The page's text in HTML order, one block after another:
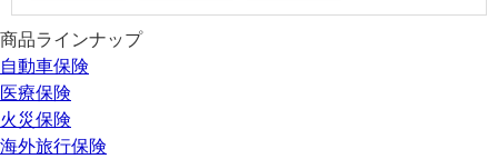
商品ラインナップ
自動車保険
医療保険
火災保険
海外旅行保険